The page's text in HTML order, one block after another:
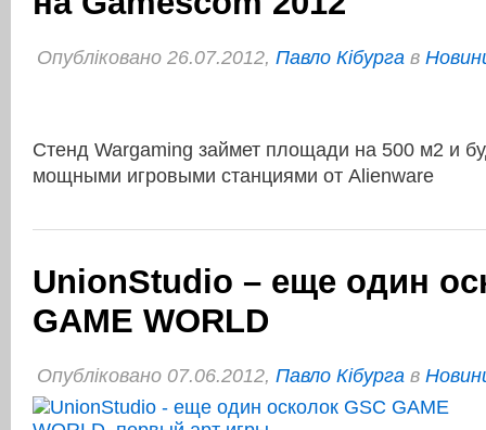
Опубліковано 26.07.2012, Павло Кібурга в
Стенд Wargaming займет площади на 500 м2 и
мощными игровыми станциями от Alienware
UnionStudio – еще один
GAME WORLD
Опубліковано 07.06.2012, Павло Кібурга в